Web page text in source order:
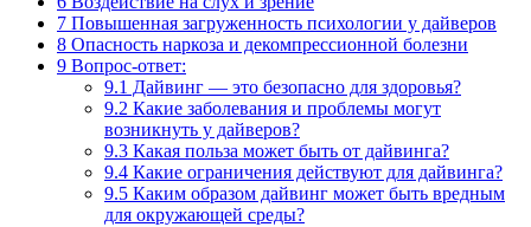
7 Повышенная загруженность психологии у дайверов
8 Опасность наркоза и декомпрессионной болезни
9 Вопрос-ответ:
9.1 Дайвинг — это безопасно для здоровья?
9.2 Какие заболевания и проблемы могут
возникнуть у дайверов?
9.3 Какая польза может быть от дайвинга?
9.4 Какие ограничения действуют для дайвинга?
9.5 Каким образом дайвинг может быть вредным
для окружающей среды?